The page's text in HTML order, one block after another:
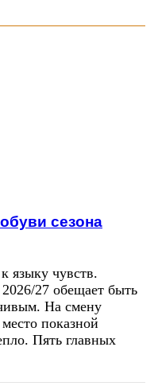
сезона
языку чувств.
27 обещает быть
На смену
показной
Пять главных